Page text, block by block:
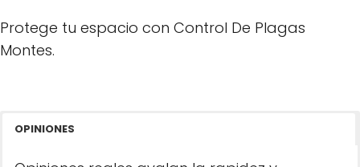
Protege tu espacio con Control De Plagas
Montes.
OPINIONES